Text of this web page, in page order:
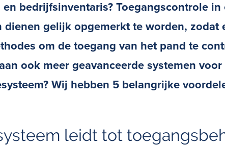
bedrijfsinventaris? Toegangscontrole
gelijk opgemerkt te worden, zodat
om de toegang van het pand te
ook meer geavanceerde systemen
Wij hebben 5 belangrijke
leidt tot